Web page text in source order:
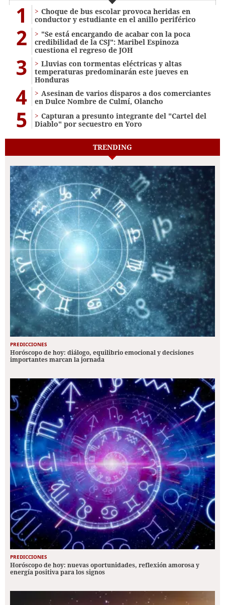
1
Choque de bus escolar provoca heridas en
conductor y estudiante en el anillo periférico
2
"Se está encargando de acabar con la poca
credibilidad de la CSJ": Maribel Espinoza
cuestiona el regreso de JOH
3
Lluvias con tormentas eléctricas y altas
temperaturas predominarán este jueves en
Honduras
4
Asesinan de varios disparos a dos comerciantes
en Dulce Nombre de Culmí, Olancho
5
Capturan a presunto integrante del "Cartel del
Diablo" por secuestro en Yoro
TRENDING
PREDICCIONES
Horóscopo de hoy: diálogo, equilibrio emocional y decisiones
importantes marcan la jornada
PREDICCIONES
Horóscopo de hoy: nuevas oportunidades, reflexión amorosa y
energía positiva para los signos